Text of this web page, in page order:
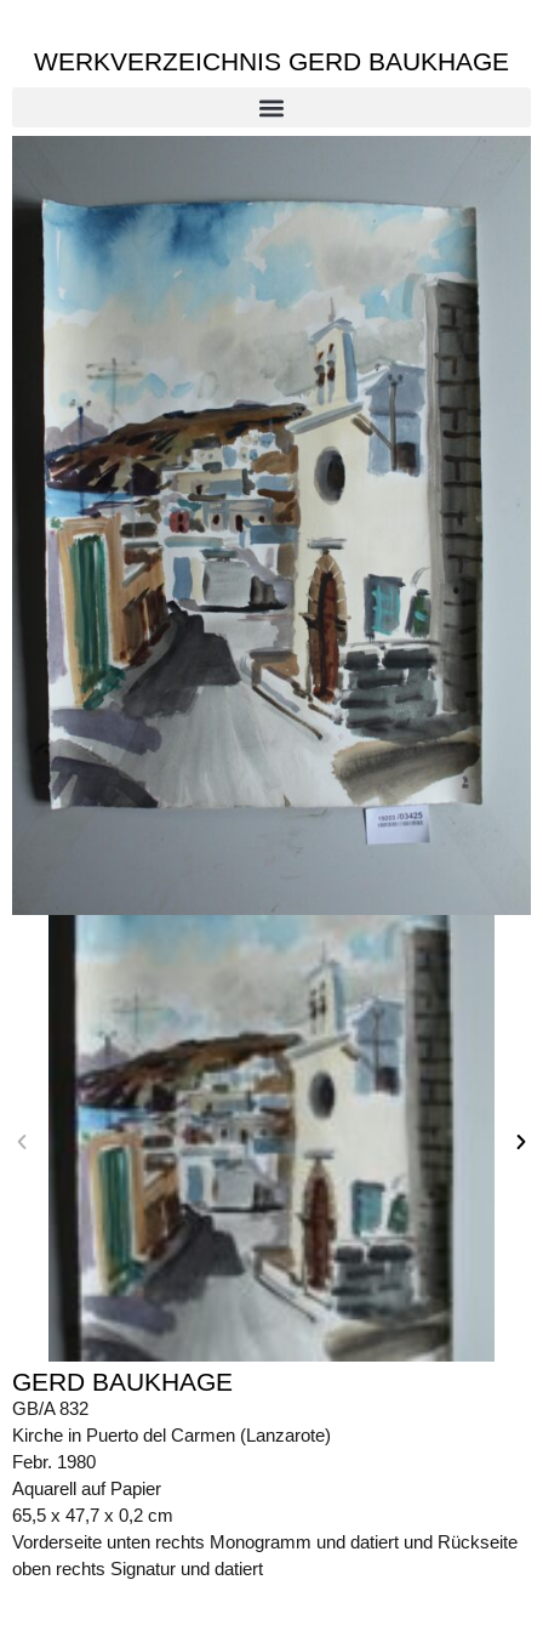
WERKVERZEICHNIS GERD BAUKHAGE
GERD BAUKHAGE
GB/A 832
Kirche in Puerto del Carmen (Lanzarote)
Febr. 1980
Aquarell auf Papier
65,5 x 47,7 x 0,2 cm
Vorderseite unten rechts Monogramm und datiert und Rückseite
oben rechts Signatur und datiert